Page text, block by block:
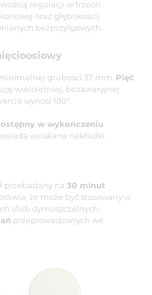
regulacji w trzech
oraz głębokości)
bezprzylgowych.
grubości 37 mm. Pięć
wieloletniej, bezawaryjnej
wynosi 180°.
w wykończeniu
wciskane nakładki.
przebadany na 30 minut
że może być stosowany w
i/lub dymoszczelnych.
przeprowadzonych we